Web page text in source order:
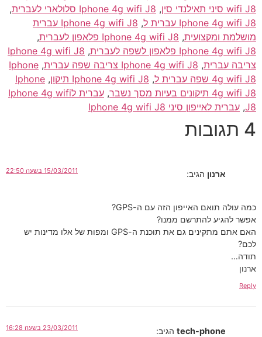
wifi J8 סיני תאילנדי סין
, Iphone 4g wifi J8 סלולארי לעברית
,
Iphone 4g wifi J8 עברית ל
,
Iphone 4g wifi J8 עברית
מושלמת ומקצועית, Iphone 4g wifi J8 פלאפון לעברית
,
Iphone 4g wifi J8 פלאפון לשפה לעברית
,
Iphone 4g wifi J8
צריבה עברית, Iphone 4g wifi J8 צריבה שפה עברית ,
Iphone
4g wifi J8 שפה עברית ל
, Iphone 4g wifi J8 תיקון ,
Iphone
4g wifi J8 תיקונים בעיות מסך נשבר
,
עברית לIphone 4g wifi
J8
, עברית לאייפון סיני Iphone 4g wifi J8
4 תגובות
ארנון הגיב: 15/03/2011 בשעה 22:50
כמה עולה תואם האייפון הזה עם ה-GPS?
אפשר להגיע להתרשם ממנו?
האם אתם מתקינים גם את תוכנת ה-GPS ומפות של אלו מדינות יש
לכם?
תודה…
ארנון
Reply
tech-phone הגיב: 23/03/2011 בשעה 16:28